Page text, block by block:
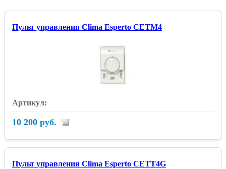
Пульт управления Clima Esperto CETM4
10 200 руб.
Пульт управления Clima Esperto CETT4G